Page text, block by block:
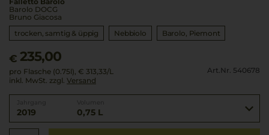
Barolo DOCG
Bruno Giacosa
trocken, samtig & üppig
Nebbiolo Barolo Piemont
€ 235,00
pro Flasche (0.75l), € 313,33/L
inkl. MwSt. zzgl. Versand
Art.Nr. 540678
2019 0,75 L